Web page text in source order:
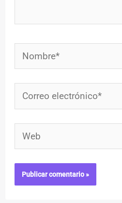
Nombre*
Correo
electrónico*
Web